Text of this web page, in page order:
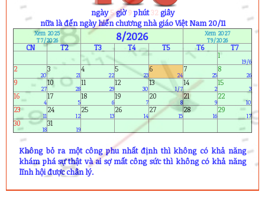
ngày5giờ9 phút30 giây
nữa là đến ngày hiến chương nhà giáo Việt Nam 20/11
Xem 2025
T7/2026
8/2026
Xem 2027
T9/2026
CN T2 T3 T4 T5 T6
T7
1
19/6
2
20
3
21
4
22
5
23
6
24
7
25
8
26
9
27
10
28
11
29
12
30
13
1/7
14
2
15
3
16
4
17
5
18
6
19
7
20
8
21
9
22
10
23
11
24
12
25
13
26
14
27
15
28
16
29
17
30
18
31
19
Không bỏ ra một công phu nhất định thì không có khả năng
khám phá sự thật và ai sợ mất công sức thì không có khả năng
lĩnh hội được chân lý.